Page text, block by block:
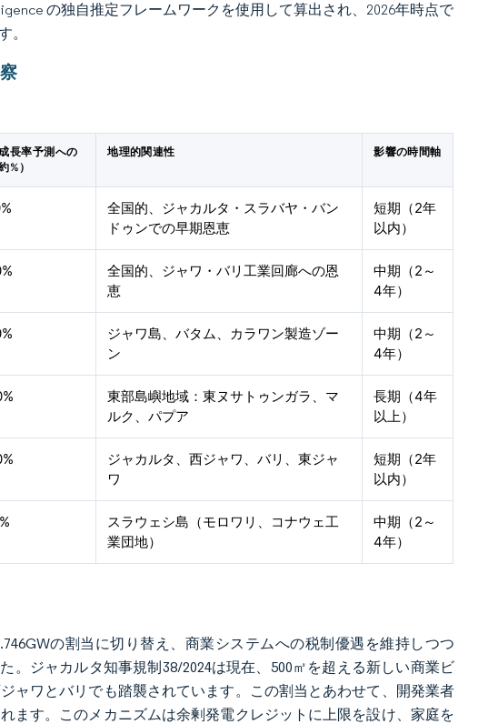
の独自推定フレームワークを使用して算出され、2026年時点で
。
長率予測への
%）
地理的関連性 影響の時間軸
全国的、ジャカルタ・スラバヤ・バン
ドゥンでの早期恩恵
短期（2年
以内）
全国的、ジャワ・バリ工業回廊への恩
恵
中期（2～
4年）
ジャワ島、バタム、カラワン製造ゾー
ン
中期（2～
4年）
東部島嶼地域：東ヌサトゥンガラ、マ
ルク、パプア
長期（4年
以上）
ジャカルタ、西ジャワ、バリ、東ジャ
ワ
短期（2年
以内）
スラウェシ島（モロワリ、コナウェ工
業団地）
中期（2～
4年）
の割当に切り替え、商業システムへの税制優遇を維持しつつ
。ジャカルタ知事規制38/2024は現在、500㎡を超える新しい商業ビ
ャワとバリでも踏襲されています。この割当とあわせて、開発業者
ます。このメカニズムは余剰発電クレジットに上限を設け、家庭を